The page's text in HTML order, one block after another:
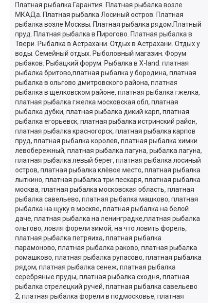
Платная рыбалка Гарантия. Платная рыбалка возле
МКАДа. Платная рыбалка Лосиный остров. Платная
рыбалка возле Москвы. Платная рыбалка рядом.Платный
пруд. Платная рыбалка в Пирогово. Платная рыбалка в
Твери. Рыбалка в Астрахани. Отдых в Астрахани. Отдых у
воды. Семейный отдых. Рыболовный магазин. Форум
рыбаков. Рыбацкий форум. Рыбалка в X-land. платная
рыбалка бритово,платная рыбалка у бородина, платная
рыбалка в ольгово дмитровского района, платная
рыбалка в щелковском районе, платная рыбалка гжелка,
платная рыбалка гжелка московская обл, платная
рыбалка дубки, платная рыбалка дикий карп, платная
рыбалка егорьевск, платная рыбалка истринский район,
платная рыбалка красногорск, платная рыбалка карпов
пруд, платная рыбалка королев, платная рыбалка химки
левобережный, платная рыбалка лагуна, рыбалка лагуна,
платная рыбалка левый берег, платная рыбалка лосиный
остров, платная рыбалка клёвое место, платная рыбалка
лыткино, платная рыбалка три пескаря, платная рыбалка
москва, платная рыбалка московская область, платная
рыбалка савельево, платная рыбалка машково, платная
рыбалка на щуку в москве, платная рыбалка на белой
даче, платная рыбалка на ленинградке,платная рыбалка
ольгово, ловля форели зимой, на что ловить форель,
платная рыбалка петряиха, платная рыбалка
парамоново, платная рыбалка раково, платная рыбалка
ромашково, платная рыбалка рупасово, платная рыбалка
рядом, платная рыбалка сенеж, платная рыбалка
серебряные пруды, платная рыбалка сходня, платная
рыбалка стрелецкий ручей, платная рыбалка савельево
2, платная рыбалка форели в подмосковье, платная